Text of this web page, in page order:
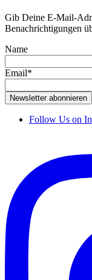
Gib Deine E-Mail-
Benachrichtigungen
Name
Email*
Follow Us on